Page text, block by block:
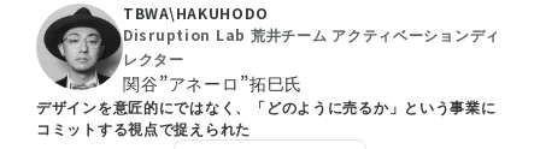
TBWA\HAKUHODO
Disruption Lab 荒井チーム アクティベーションディ
レクター
関谷”アネーロ”拓巳氏
デザインを意匠的にではなく、「どのように売るか」という事業に
コミットする視点で捉えられた